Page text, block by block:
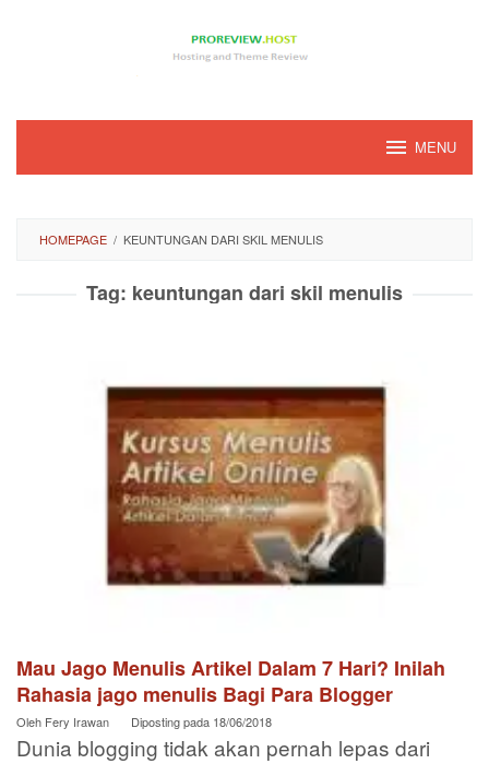
MENU
HOMEPAGE / KEUNTUNGAN DARI SKIL MENULIS
Tag: keuntungan dari skil menulis
Mau Jago Menulis Artikel Dalam 7 Hari? Inilah
Rahasia jago menulis Bagi Para Blogger
Oleh Fery Irawan Diposting pada 18/06/2018
Dunia blogging tidak akan pernah lepas dari